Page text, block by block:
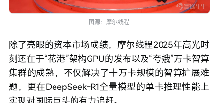
图源：摩尔线程
除了亮眼的资本市场成绩，摩尔线程2025年高光时
刻还在于“花港”架构GPU的发布以及“夸娥”万卡智算
集群的成熟，不仅解决了十万卡规模的智算扩展难
题，更在DeepSeek-R1全量模型的单卡推理性能上
实现对国际巨头的有力追赶。